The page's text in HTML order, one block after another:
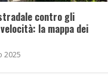
contro gli
la mappa dei
2025